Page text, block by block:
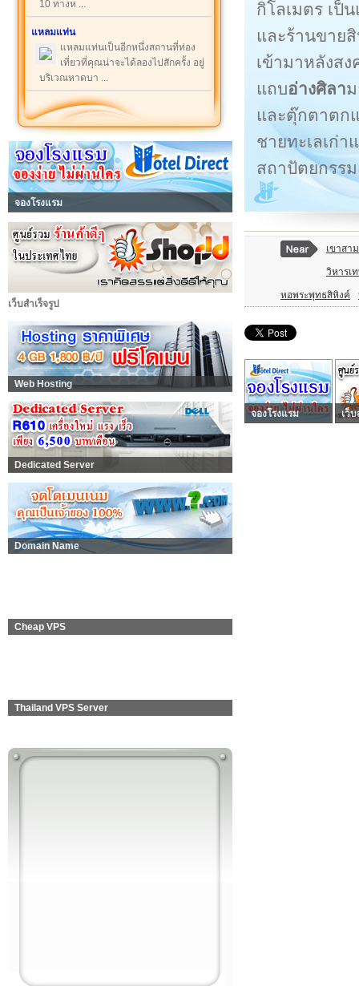
10 ทางห ...
แหลมแท่น
แหลมแท่นเป็นอีกหนึ่งสถานที่ท่อง
เที่ยวที่คุณน่าจะได้ลองไปสักครั้ง อยู่
บริเวณหาดบา ...
จองโรงแรม
เว็บสำเร็จรูป
Web Hosting
Dedicated Server
Domain Name
Cheap VPS
Thailand VPS Server
กิโลเมตร เป็
และร้านขาย
เข้ามาหลังส
แถบอ่างศิลา
และตุ๊กตาตก
ชายทะเลเก่
สถาปัตยกรร
เขาสา
วิหารเ
หอพระพุทธสิหิงค์
จองโรงแรม เว็บ